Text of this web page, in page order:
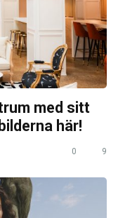
med sitt
här!
0 9